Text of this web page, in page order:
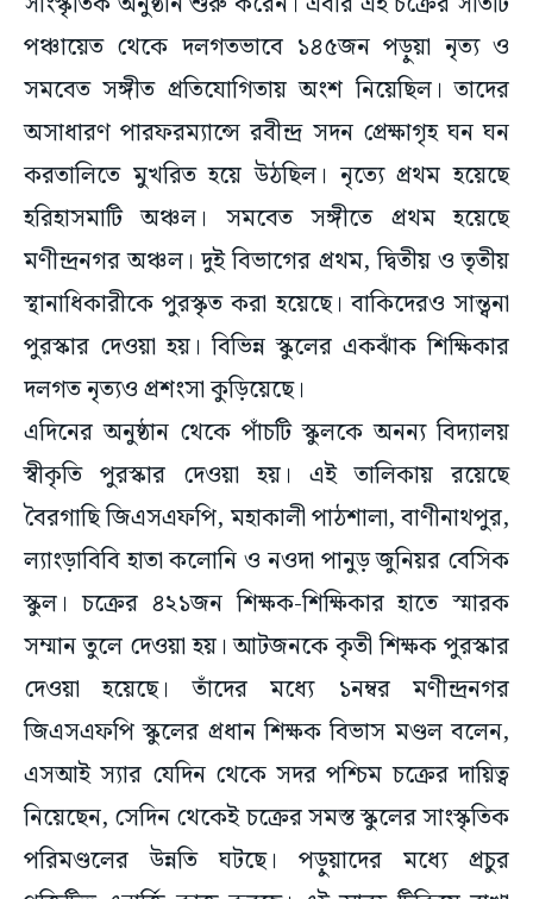
পঞ্চায়েত থেকে দলগতভাবে ১৪৫জন পড়ুয়া নৃত্য ও
সমবেত সঙ্গীত প্রতিযোগিতায় অংশ নিয়েছিল। তাদের
অসাধারণ পারফরম্যান্সে রবীন্দ্র সদন প্রেক্ষাগৃহ ঘন ঘন
করতালিতে মুখরিত হয়ে উঠছিল। নৃত্যে প্রথম হয়েছে
হরিহাসমাটি অঞ্চল। সমবেত সঙ্গীতে প্রথম হয়েছে
মণীন্দ্রনগর অঞ্চল। দুই বিভাগের প্রথম, দ্বিতীয় ও তৃতীয়
স্থানাধিকারীকে পুরস্কৃত করা হয়েছে। বাকিদেরও সান্ত্বনা
পুরস্কার দেওয়া হয়। বিভিন্ন স্কুলের একঝাঁক শিক্ষিকার
দলগত নৃত্যও প্রশংসা কুড়িয়েছে।
এদিনের অনুষ্ঠান থেকে পাঁচটি স্কুলকে অনন্য বিদ্যালয়
স্বীকৃতি পুরস্কার দেওয়া হয়। এই তালিকায় রয়েছে
বৈরগাছি জিএসএফপি, মহাকালী পাঠশালা, বাণীনাথপুর,
ল্যাংড়াবিবি হাতা কলোনি ও নওদা পানুড় জুনিয়র বেসিক
স্কুল। চক্রের ৪২১জন শিক্ষক-শিক্ষিকার হাতে স্মারক
সম্মান তুলে দেওয়া হয়। আটজনকে কৃতী শিক্ষক পুরস্কার
দেওয়া হয়েছে। তাঁদের মধ্যে ১নম্বর মণীন্দ্রনগর
জিএসএফপি স্কুলের প্রধান শিক্ষক বিভাস মণ্ডল বলেন,
এসআই স্যার যেদিন থেকে সদর পশ্চিম চক্রের দায়িত্ব
নিয়েছেন, সেদিন থেকেই চক্রের সমস্ত স্কুলের সাংস্কৃতিক
পরিমণ্ডলের উন্নতি ঘটছে। পড়ুয়াদের মধ্যে প্রচুর